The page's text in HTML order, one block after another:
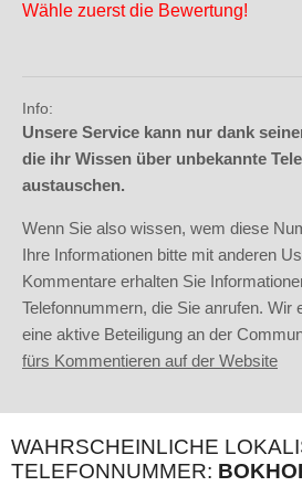
Wähle zuerst die Bewertung!
Info:
Unsere Service kann nur dank
die ihr Wissen über unbekannte
austauschen.
Wenn Sie also wissen, wem diese
Ihre Informationen bitte mit anderen
Kommentare erhalten Sie
Telefonnummern, die Sie anrufen. Wir
eine aktive Beteiligung an der
fürs Kommentieren auf der Website
WAHRSCHEINLICHE
TELEFONNUMMER: